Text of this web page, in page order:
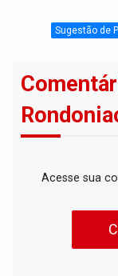
Sugestão de
Acesse sua